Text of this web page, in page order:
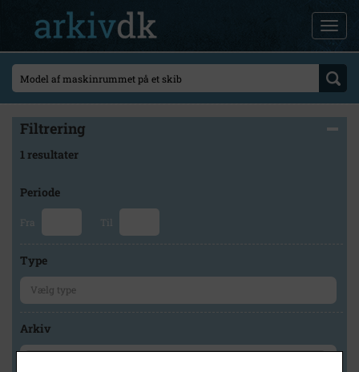
Filtrering
1 resultater
Periode
Fra Til
Type
Arkiv